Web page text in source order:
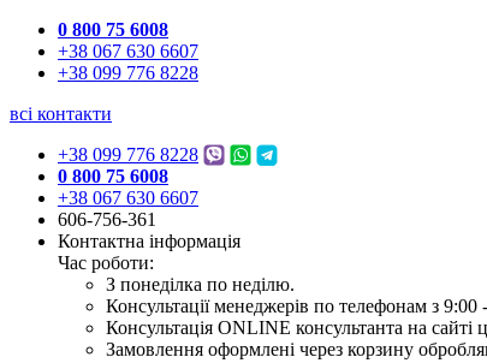
0 800 75 6008
+38 067 630 6607
+38 099 776 8228
всі контакти
+38 099 776 8228
0 800 75 6008
+38 067 630 6607
606-756-361
Контактна інформація
Час роботи:
З понеділка по неділю.
Консультації менеджерів по телефонам з 9:00
Консультація ONLINE консультанта на сайті
Замовлення оформлені через корзину